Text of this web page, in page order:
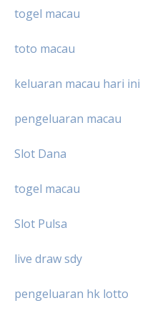
togel macau
toto macau
keluaran macau hari ini
pengeluaran macau
Slot Dana
togel macau
Slot Pulsa
live draw sdy
pengeluaran hk lotto